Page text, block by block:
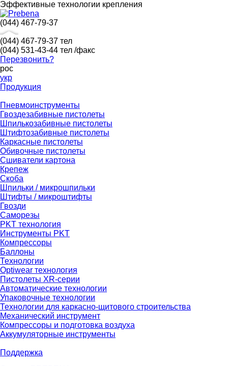
Эффективные технологии крепления
(044) 467-79-37
(044) 467-79-37 тел
(044) 531-43-44 тел /факс
Перезвонить?
рос
укр
Продукция
Пневмоинструменты
Гвоздезабивные пистолеты
Шпилькозабивные пистолеты
Штифтозабивные пистолеты
Каркасные пистолеты
Обивочные пистолеты
Сшиватели картона
Крепеж
Скоба
Шпильки / микрошпильки
Штифты / микроштифты
Гвозди
Саморезы
PKT технология
Инструменты PKT
Компрессоры
Баллоны
Технологии
Optiwear технология
Пистолеты XR-серии
Автоматические технологии
Упаковочные технологии
Технологии для каркасно-щитового строительства
Механический инструмент
Компрессоры и подготовка воздуха
Аккумуляторные инструменты
Поддержка